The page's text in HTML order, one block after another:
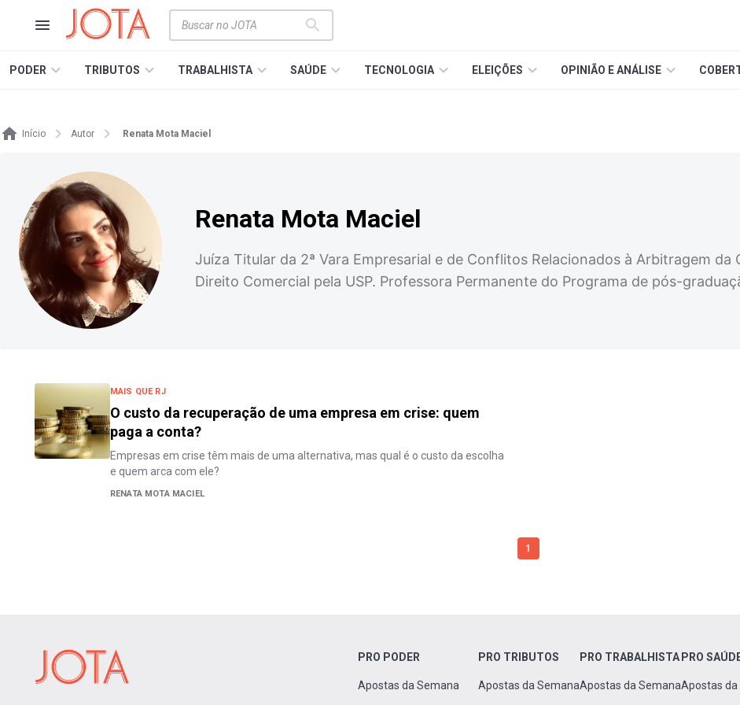
PODER TRIBUTOS TRABALHISTA SAÚDE TECNOLOGIA ELEIÇÕES OPINIÃO E ANÁLISE
Início Autor Renata Mota Maciel
Renata Mota Maciel
Juíza Titular da 2ª Vara Empresarial e de Conflitos Relacionados à Arbitragem
Direito Comercial pela USP. Professora Permanente do Programa de pós-
MAIS QUE RJ
O custo da recuperação de uma empresa em crise: quem
paga a conta?
Empresas em crise têm mais de uma alternativa, mas qual é o custo da escolha
e quem arca com ele?
RENATA MOTA MACIEL
1
PRO PODER
Apostas da Semana
PRO TRIBUTOS
Apostas da Semana
PRO TRABALHISTA
Apostas da Semana
PRO
Apostas da